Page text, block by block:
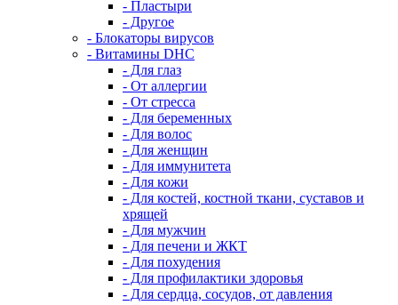
- Пластыри
- Другое
- Блокаторы вирусов
- Витамины DHC
- Для глаз
- От аллергии
- От стресса
- Для беременных
- Для волос
- Для женщин
- Для иммунитета
- Для кожи
- Для костей, костной ткани, суставов и
хрящей
- Для мужчин
- Для печени и ЖКТ
- Для похудения
- Для профилактики здоровья
- Для сердца, сосудов, от давления